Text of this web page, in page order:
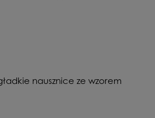
nausznice ze wzorem